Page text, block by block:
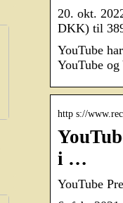
20. okt.
DKK) til
YouTube
YouTube
http s://
i …
YouTube